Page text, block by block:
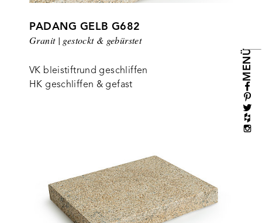
PADANG GELB G682
Granit | gestockt & gebürstet
VK bleistiftrund geschliffen
HK geschliffen & gefast
MENÜ